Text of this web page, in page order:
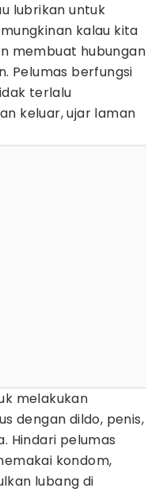
lubrikan untuk
kalau kita
membuat hubungan
Pelumas berfungsi
terlalu
keluar, ujar laman
melakukan
dengan dildo, penis,
Hindari pelumas
kondom,
lubang di